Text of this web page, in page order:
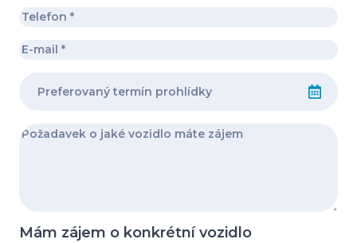
Mám zájem o konkrétní vozidlo